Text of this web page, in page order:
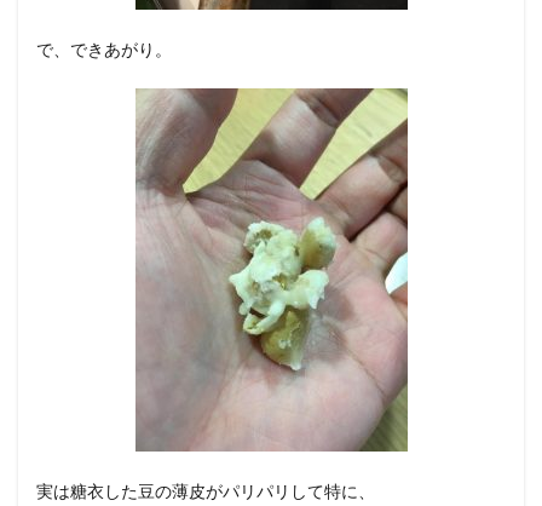
で、できあがり。
実は糖衣した豆の薄皮がパリパリして特に、